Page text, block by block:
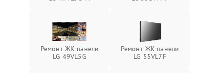
Ремонт ЖК-панели
LG 49VL5G
Ремонт ЖК-панели
LG 55VL7F